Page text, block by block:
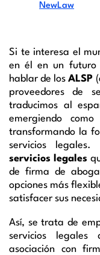
NewLaw
Si te interesa el
en él en un futuro
hablar de losALSP
proveedores de
traducimos al
emergiendo
transformando la
servicios
servicios legales
de firma de
opciones más
satisfacer sus
Así, se trata de
servicios legales
asociación con